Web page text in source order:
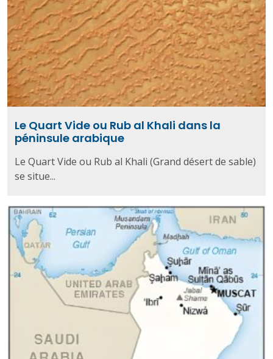
Le Quart Vide ou Rub al Khali dans la
péninsule arabique
Le Quart Vide ou Rub al Khali (Grand désert de sable)
se situe...